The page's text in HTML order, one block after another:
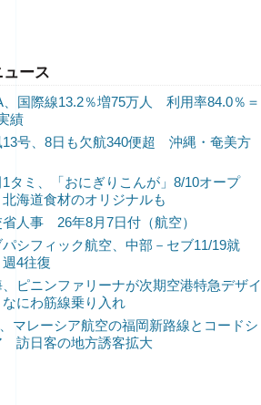
ース
、国際線13.2％増75万人 利用率84.0％＝
績
13号、8日も欠航340便超 沖縄・奄美方
タミ、「おにぎりこんが」8/10オープ
海道食材のオリジナルも
省人事 26年8月7日付（航空）
パシフィック航空、中部－セブ11/19就
4往復
ピニンファリーナが次期空港特急デザイ
にわ筋線乗り入れ
マレーシア航空の福岡新路線とコードシ
訪日客の地方誘客拡大